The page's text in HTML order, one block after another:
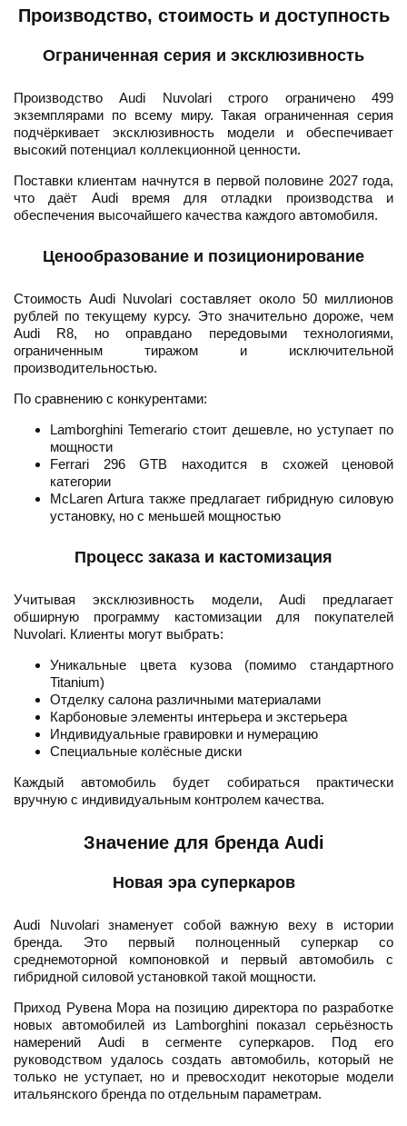
Производство, стоимость и доступность
Ограниченная серия и эксклюзивность
Производство Audi Nuvolari строго ограничено 499
экземплярами по всему миру. Такая ограниченная серия
подчёркивает эксклюзивность модели и обеспечивает
высокий потенциал коллекционной ценности.
Поставки клиентам начнутся в первой половине 2027 года,
что даёт Audi время для отладки производства и
обеспечения высочайшего качества каждого автомобиля.
Ценообразование и позиционирование
Стоимость Audi Nuvolari составляет около 50 миллионов
рублей по текущему курсу. Это значительно дороже, чем
Audi R8, но оправдано передовыми технологиями,
ограниченным тиражом и исключительной
производительностью.
По сравнению с конкурентами:
Lamborghini Temerario стоит дешевле, но уступает по
мощности
Ferrari 296 GTB находится в схожей ценовой
категории
McLaren Artura также предлагает гибридную силовую
установку, но с меньшей мощностью
Процесс заказа и кастомизация
Учитывая эксклюзивность модели, Audi предлагает
обширную программу кастомизации для покупателей
Nuvolari. Клиенты могут выбрать:
Уникальные цвета кузова (помимо стандартного
Titanium)
Отделку салона различными материалами
Карбоновые элементы интерьера и экстерьера
Индивидуальные гравировки и нумерацию
Специальные колёсные диски
Каждый автомобиль будет собираться практически
вручную с индивидуальным контролем качества.
Значение для бренда Audi
Новая эра суперкаров
Audi Nuvolari знаменует собой важную веху в истории
бренда. Это первый полноценный суперкар со
среднемоторной компоновкой и первый автомобиль с
гибридной силовой установкой такой мощности.
Приход Рувена Мора на позицию директора по разработке
новых автомобилей из Lamborghini показал серьёзность
намерений Audi в сегменте суперкаров. Под его
руководством удалось создать автомобиль, который не
только не уступает, но и превосходит некоторые модели
итальянского бренда по отдельным параметрам.